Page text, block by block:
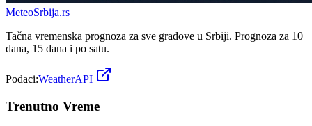
MeteoSrbija.rs
Tačna vremenska prognoza za sve gradove u Srbiji. Prognoza za 10
dana, 15 dana i po satu.
Podaci:WeatherAPI
Trenutno Vreme